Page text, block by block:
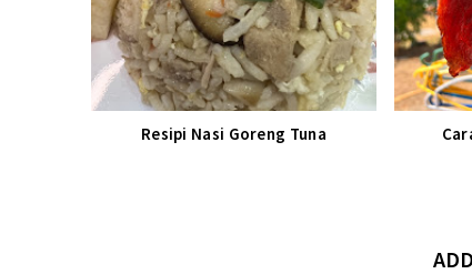
Resipi Nasi Goreng Tuna